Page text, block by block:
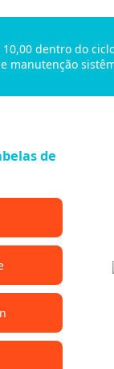
dentro do
manutenção
de